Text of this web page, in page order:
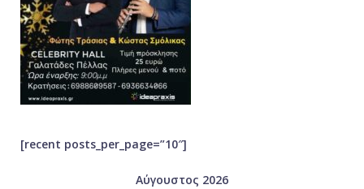
[recent posts_per_page=”10″]
Αύγουστος 2026